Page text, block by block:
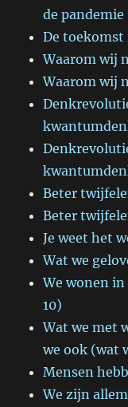
de pandemie
De toekomst
Waarom wij
Waarom wij
Beter
Beter
Je weet het
Wat we
We wonen
10)
Wat we met
we ook (wat
Mensen
We zijn